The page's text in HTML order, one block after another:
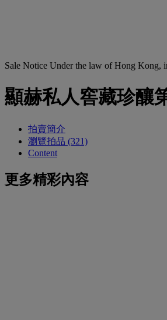
Sale Notice Under the law of Hong Kong,
顯赫私人窖藏珍釀
拍賣簡介
瀏覽拍品 (321)
Content
更多精彩內容